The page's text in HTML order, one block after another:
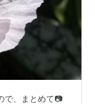
で、まとめて📷